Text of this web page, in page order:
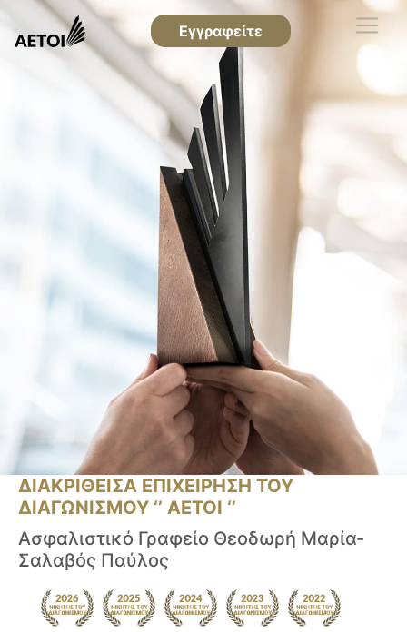
Εγγραφείτε
ΔΙΑΚΡΙΘΕΙΣΑ ΕΠΙΧΕΙΡΗΣΗ ΤΟΥ
ΔΙΑΓΩΝΙΣΜΟΥ ‘’ ΑΕΤΟΙ ‘’
Ασφαλιστικό Γραφείο Θεοδωρή Μαρία-
Σαλαβός Παύλος